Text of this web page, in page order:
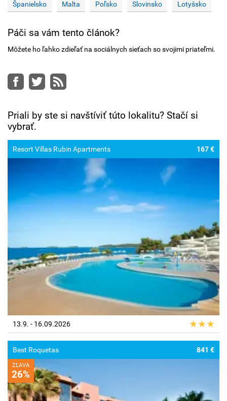
Španielsko Malta Poľsko Slovinsko Lotyšsko
Páči sa vám tento článok?
Môžete ho ľahko zdieľať na sociálnych sieťach so svojimi priateľmi.
Facebook
Twitter
RSS
Priali by ste si navštíviť túto lokalitu? Stačí si
vybrať.
Resort Villas Rubin Apartments 167 €
13.9. - 16.09.2026
Best Roquetas 841 €
ZĽAVA
26%